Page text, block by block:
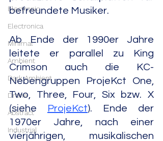
Electronic
Electronica
Minimal
Ambient
Dark Ambient
Drone
Abstract
Industrial
befreundete Musiker.
Ab Ende der 1990er Jahre
leitete er parallel zu King
Crimson auch die KC-
Nebengruppen ProjeKct One,
Two, Three, Four, Six bzw. X
(siehe
ProjeKct). Ende der
1970er Jahre, nach einer
vierjährigen, musikalischen